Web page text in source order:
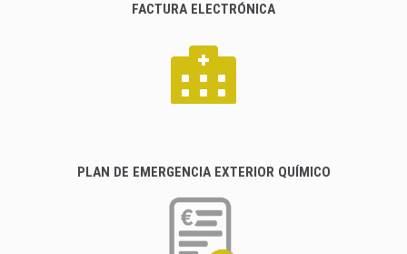
FACTURA ELECTRÓNICA
PLAN DE EMERGENCIA EXTERIOR QUÍMICO